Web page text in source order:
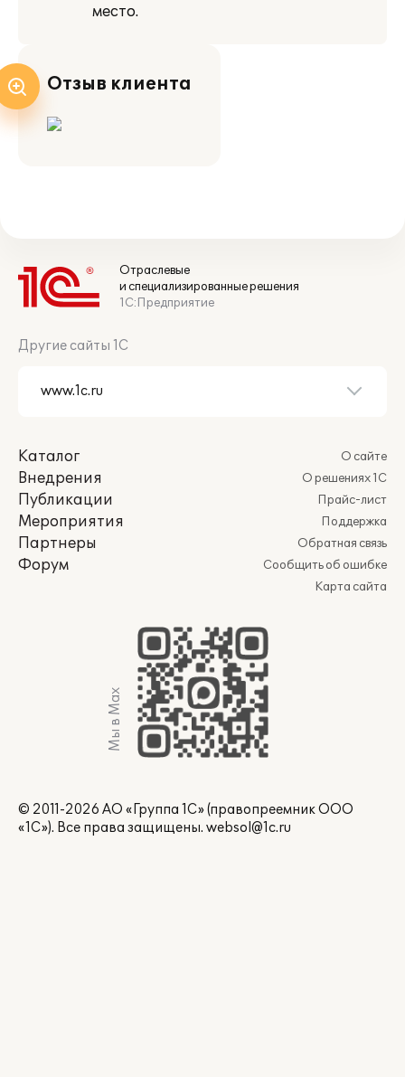
место.
Отзыв клиента
Отраслевые
и специализированные решения
1С:Предприятие
Другие сайты 1С
Каталог
Внедрения
Публикации
Мероприятия
Партнеры
Форум
О сайте
О решениях 1С
Прайс-лист
Поддержка
Обратная связь
Сообщить об ошибке
Карта сайта
Мы в Max
© 2011-2026 АО «Группа 1С» (правопреемник ООО
«1С»). Все права защищены. websol@1c.ru